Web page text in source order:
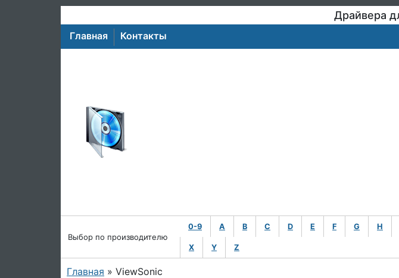
Драйвера
Главная Контакты
Выбор по производителю
0-9 A B C D E F G H
X Y Z
Главная » ViewSonic